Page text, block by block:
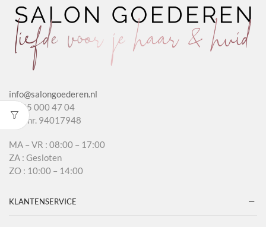
info@salongoederen.nl
T 085 000 47 04
KvK nr. 94017948
MA – VR : 08:00 – 17:00
ZA : Gesloten
ZO : 10:00 – 14:00
KLANTENSERVICE